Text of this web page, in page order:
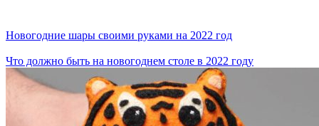
Новогодние шары своими руками на 2022 год
Что должно быть на новогоднем столе в 2022 году